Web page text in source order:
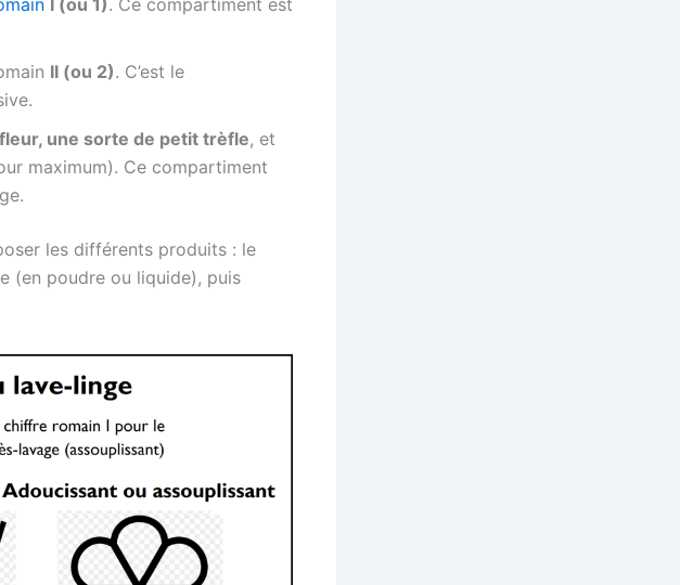
II (ou 2). C’est le
une sorte de petit trèfle, et
maximum). Ce compartiment
les différents produits : le
(en poudre ou liquide), puis